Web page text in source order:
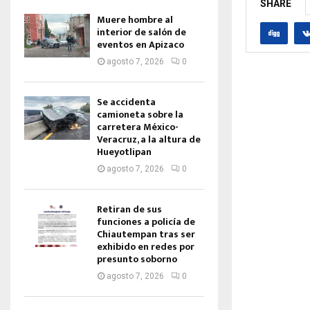
SHARE
Muere hombre al
interior de salón de
eventos en Apizaco
agosto 7, 2026 0
Se accidenta
camioneta sobre la
carretera México-
Veracruz, a la altura de
Hueyotlipan
agosto 7, 2026 0
Retiran de sus
funciones a policía de
Chiautempan tras ser
exhibido en redes por
presunto soborno
agosto 7, 2026 0